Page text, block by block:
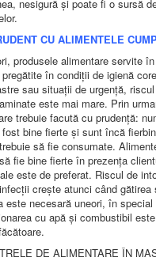
nesigură și poate fi o sursă
CU ALIMENTELE
produsele alimentare servite
în condiții de igienă
sau situații de urgență,
este mai mare. Prin
trebuie facută cu prudență:
bine fierte și sunt încă
să fie consumate.
fie bine fierte în prezența
este de preferat. Riscul de
crește atunci când gătirea
este necesară uneori, în
cu apă și combustibil
DE ALIMENTARE ÎN